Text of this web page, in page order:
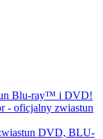
Blu-ray™ i DVD!
- oficjalny zwiastun
DVD, BLU-